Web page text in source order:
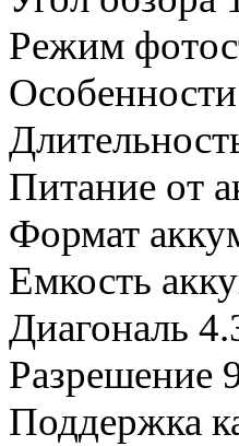
Режим
Питание от
Формат
Емкость
Диагональ
Разрешение
Поддержка